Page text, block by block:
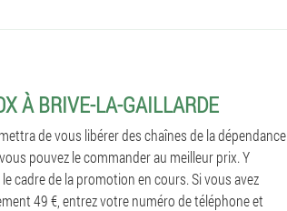
À BRIVE-LA-GAILLARDE
de vous libérer des chaînes de la dépendance
pouvez le commander au meilleur prix. Y
cadre de la promotion en cours. Si vous avez
49 €, entrez votre numéro de téléphone et